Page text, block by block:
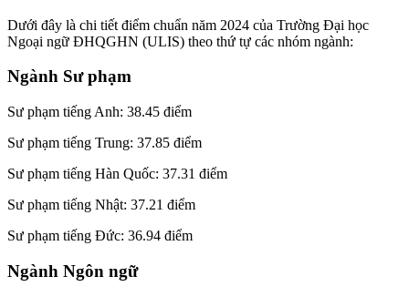
Dưới đây là chi tiết điểm chuẩn năm 2024 của Trường Đại học
Ngoại ngữ ĐHQGHN (ULIS) theo thứ tự các nhóm ngành:
Ngành Sư phạm
Sư phạm tiếng Anh: 38.45 điểm
Sư phạm tiếng Trung: 37.85 điểm
Sư phạm tiếng Hàn Quốc: 37.31 điểm
Sư phạm tiếng Nhật: 37.21 điểm
Sư phạm tiếng Đức: 36.94 điểm
Ngành Ngôn ngữ